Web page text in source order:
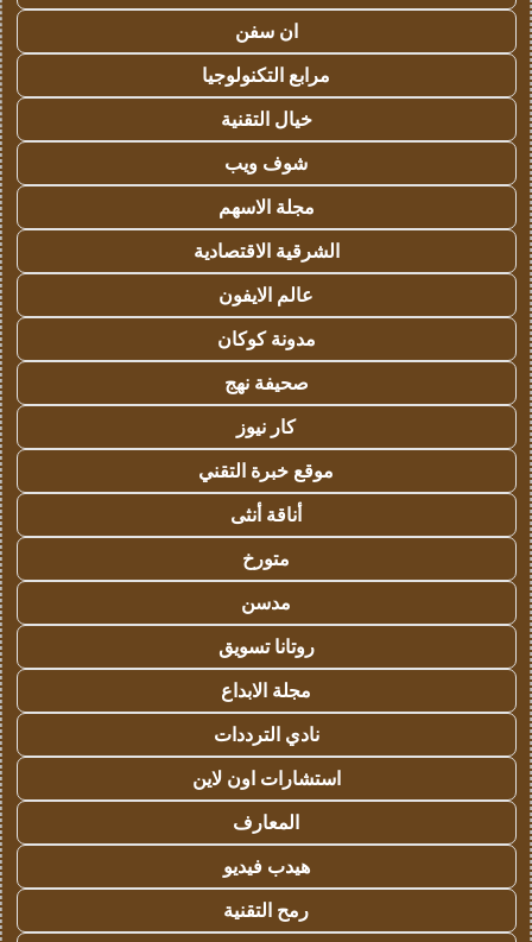
ان سفن
مرابع التكنولوجيا
خيال التقنية
شوف ويب
مجلة الاسهم
الشرقية الاقتصادية
عالم الايفون
مدونة كوكان
صحيفة نهج
كار نيوز
موقع خبرة التقني
أناقة أنثى
متورخ
مدسن
روتانا تسويق
مجلة الابداع
نادي الترددات
استشارات اون لاين
المعارف
هيدب فيديو
رمح التقنية